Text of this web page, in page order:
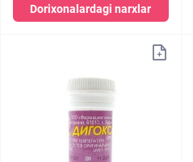
Dorixonalardagi narxlar